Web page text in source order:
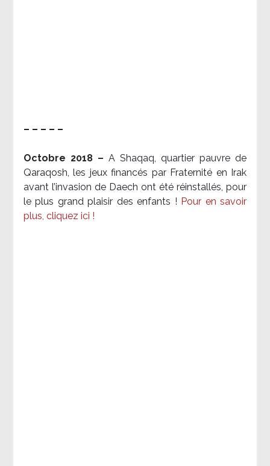
– – – – –
Octobre 2018 – A Shaqaq, quartier pauvre de
Qaraqosh, les jeux financés par Fraternité en Irak​
avant l’invasion de Daech ont été réinstallés, pour
le plus grand plaisir des enfants ! Pour en savoir
plus, cliquez ici !